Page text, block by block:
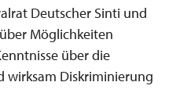
Deutscher Sinti und
Möglichkeiten
über die
wirksam Diskriminierung